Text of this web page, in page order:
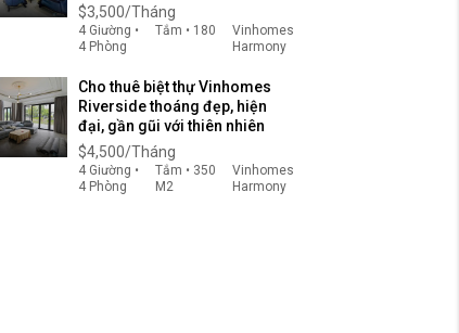
$3,500/Tháng
4 Giường •
4 Phòng
Tắm • 180
Vinhomes
Harmony
Cho thuê biệt thự Vinhomes
Riverside thoáng đẹp, hiện
đại, gần gũi với thiên nhiên
$4,500/Tháng
4 Giường •
4 Phòng
Tắm • 350
M2
Vinhomes
Harmony